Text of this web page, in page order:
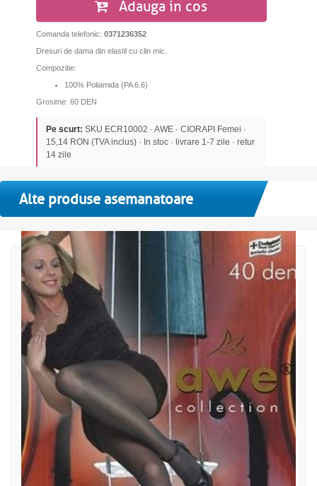
Adauga in cos
Comanda telefonic: 0371236352
Dresuri de dama din elastil cu clin mic.
Compozitie:
100% Poliamida (PA 6.6)
Grosime: 60 DEN
Pe scurt: SKU ECR10002 · AWE · CIORAPI Femei ·
15,14 RON (TVA inclus) · In stoc · livrare 1-7 zile · retur
14 zile
Alte produse asemanatoare